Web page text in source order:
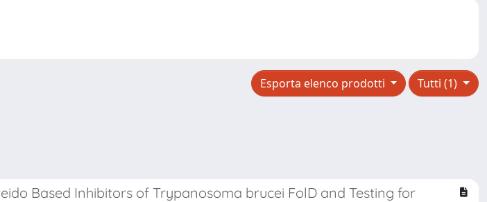
Tutti (1)
Esporta elenco prodotti
Based Inhibitors of Trypanosoma brucei FolD and Testing for